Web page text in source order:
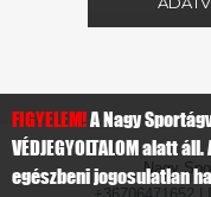
Nagy
FIGYELEM!A Nagy
VÉDJEGYOLTALOM alatt
egészbeni jogosulatlan